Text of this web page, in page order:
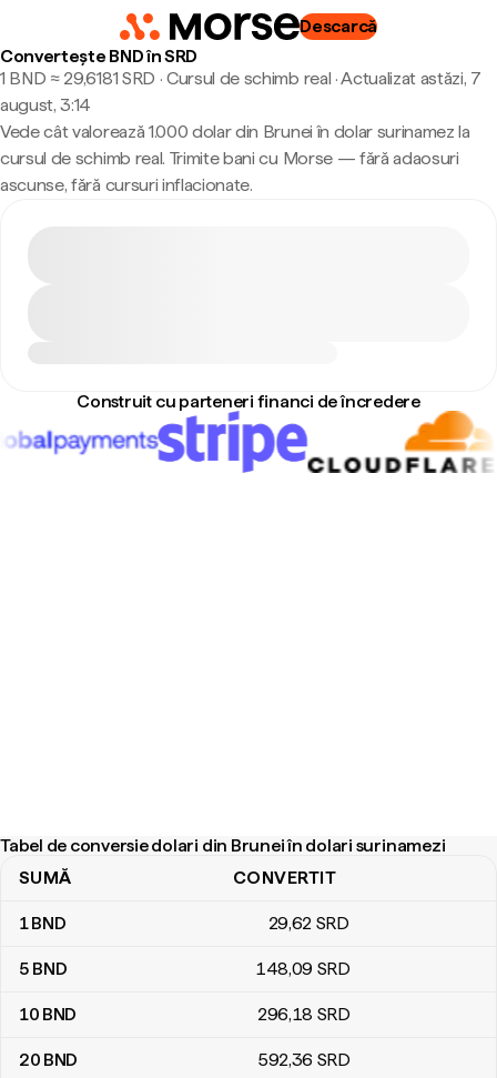
Descarcă
Convertește BND în SRD
1 BND ≈ 29,6181 SRD · Cursul de schimb real ·Actualizat astăzi, 7
august, 3:14
Vede cât valorează 1.000 dolar din Brunei în dolar surinamez la
cursul de schimb real. Trimite bani cu Morse — fără adaosuri
ascunse, fără cursuri inflacionate.
Construit cu parteneri financi de încredere
Tabel de conversie dolari din Brunei în dolari surinamezi
Tabel de conversie dolari din Brunei în dolari surinamezi
SUMĂ CONVERTIT
1BND 29,62 SRD
5 BND 148,09 SRD
10 BND 296,18 SRD
20 BND 592,36 SRD